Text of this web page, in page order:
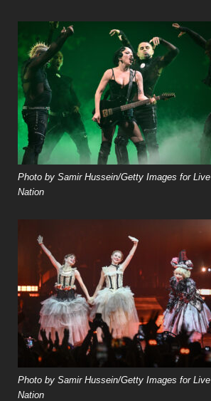
Photo by Samir Hussein/Getty Images for Live
Nation
Photo by Samir Hussein/Getty Images for Live
Nation